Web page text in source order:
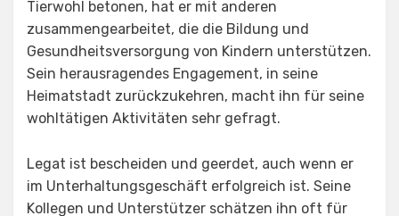
Tierwohl betonen, hat er mit anderen
zusammengearbeitet, die die Bildung und
Gesundheitsversorgung von Kindern unterstützen.
Sein herausragendes Engagement, in seine
Heimatstadt zurückzukehren, macht ihn für seine
wohltätigen Aktivitäten sehr gefragt.
Legat ist bescheiden und geerdet, auch wenn er
im Unterhaltungsgeschäft erfolgreich ist. Seine
Kollegen und Unterstützer schätzen ihn oft für